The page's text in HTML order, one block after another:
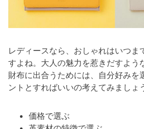
レディースなら、おしゃれはいつま
すよね。大人の魅力を惹きだすよう
財布に出合うためには、自分好みを
ントとすればいいの考えてみましょ
価格で選ぶ